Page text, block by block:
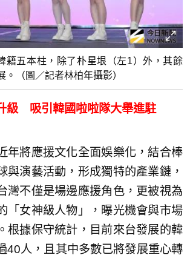
籍五本柱，除了朴星垠（左1）外，其餘
。（圖／記者林柏年攝影）
級 吸引韓國啦啦隊大舉進駐
年將應援文化全面娛樂化，結合棒
與演藝活動，形成獨特的產業鏈，
灣不僅是場邊應援角色，更被視為
「女神級人物」，曝光機會與市場
根據保守統計，目前來台發展的韓
40人，且其中多數已將發展重心轉